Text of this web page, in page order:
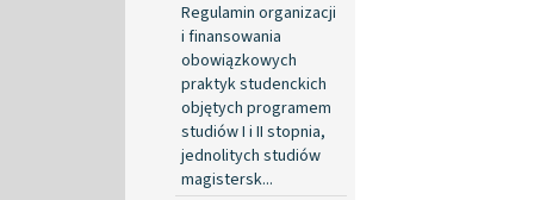
Regulamin organizacji
i finansowania
obowiązkowych
praktyk studenckich
objętych programem
studiów I i II stopnia,
jednolitych studiów
magistersk...